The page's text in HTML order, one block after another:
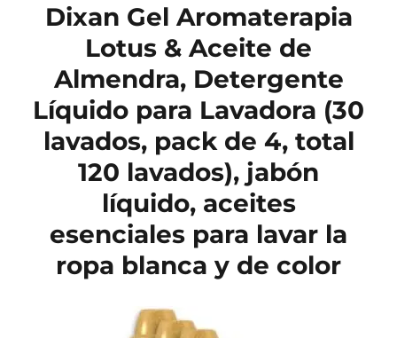
Dixan Gel Aromaterapia
Lotus & Aceite de
Almendra, Detergente
Líquido para Lavadora (30
lavados, pack de 4, total
120 lavados), jabón
líquido, aceites
esenciales para lavar la
ropa blanca y de color